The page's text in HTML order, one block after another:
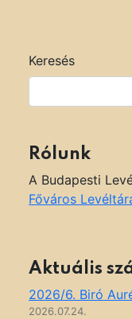
Keresés
Rólunk
A Budapesti
Főváros
Aktuális
2026/6. Biró
2026.07.24.